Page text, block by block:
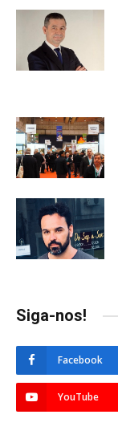
Siga-nos!
Facebook
YouTube